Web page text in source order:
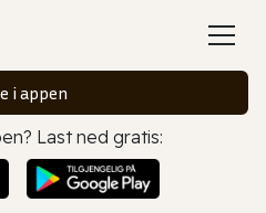
i appen
Last ned gratis: